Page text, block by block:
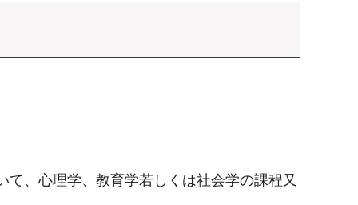
、心理学、教育学若しくは社会学の課程又